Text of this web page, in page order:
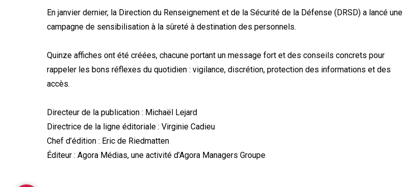
En janvier dernier, la Direction du Renseignement et de la Sécurité de la Défense (DRSD) a lancé une
campagne de sensibilisation à la sûreté à destination des personnels.
Quinze affiches ont été créées, chacune portant un message fort et des conseils concrets pour
rappeler les bons réflexes du quotidien : vigilance, discrétion, protection des informations et des
accès.
Directeur de la publication : Michaël Lejard
Directrice de la ligne éditoriale : Virginie Cadieu
Chef d’édition : Eric de Riedmatten
Éditeur : Agora Médias, une activité d’Agora Managers Groupe